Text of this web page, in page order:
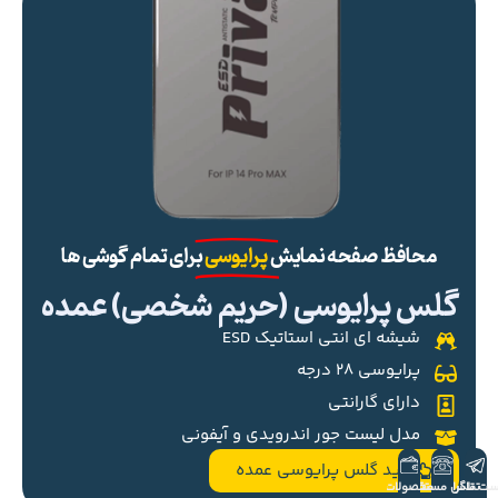
محافظ صفحه نمایشپرایوسیبرای تمام گوشی ها
گلس پرایوسی (حریم شخصی) عمده
شیشه ای انتی استاتیک ESD
پرایوسی ۲۸ درجه
دارای گارانتی
مدل لیست جور اندرویدی و آیفونی
خرید گلس پرایوسی عمده
تلگرام
تماس مستقیم
محصولات